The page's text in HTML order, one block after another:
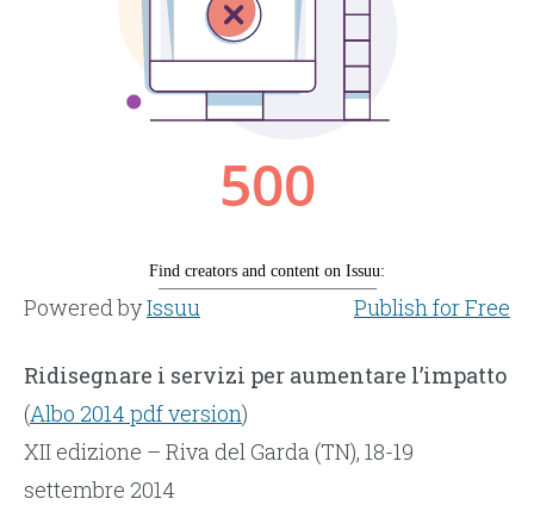
Powered byIssuu Publish for Free
Ridisegnare i servizi per aumentare l’impatto
(Albo 2014 pdf version)
XII edizione – Riva del Garda (TN), 18-19
settembre 2014